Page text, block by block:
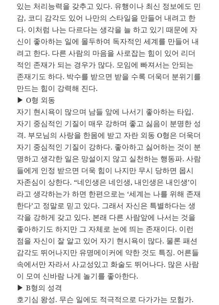
있는 처리능력을 갖추고 있다. 유행이나 최신 정보에도 민
감, 코디 감각도 있어 나만의 스타일을 만들어 내려고 한
다. 이처럼 나는 다르다는 생각을 늘 하고 있기 때문에 자
신이 좋아하는 일에 몰두하여 독자적인 세계를 만들어 내
려고 한다. 다른 사람의 마음을 사로잡는 힘이 있어 리더
적인 존재가 되는 경우가 많다. 모임에 빠져서는 안되는
존재기도 하다. 박수를 받으면 받을 수록 더욱더 분위기를
만드는 힘이 강력해 진다.
▶ O형 외동
자기 현시욕이 많으며 남들 앞에 나서기 좋아하는 타입.
자기 중심적인 기질이 매우 강하며 좋고 싫음이 분명한 성
격. 부모님의 사랑을 한몸에 받고 자란 외동 O형은 더욱더
자기 중심적인 기질이 강하다. 좋아하고 싫어하는 것이 분
명하고 생각한 일은 망설이지 않고 실천하는 행동파. 사람
들에게 인정 받으면 더욱 힘이 나지만 무시 당하면 몹시
자존심이 상한다. “네인생은 네인생, 내인생은 내인생’이
라고 생각하는가 하면 한편으로는 ‘세계는 나를 위해 존재
한다’고 정말로 믿고 있다. 그래서 자신은 특별하다는 생
각을 강하게 갖고 있다. 본래 다른 사람앞에 나서는 것을
좋아하기도 하지만 그 자체로 눈에 띄는 존재이다. 이런
점을 자신이 잘 알고 있어 자기 현시욕이 많다. 물론 패션
감각도 뛰어나지만 유명메이커에 약한 것도 특징. 어른들
속에서만 자라서 사교성있고 화술도 뛰어나다. 많은 사람
이 모여 신바람 나게 놀기를 좋아한다.
▶ B형의 성격
호기심 왕성. 무슨 일에도 적극적으로 다가가는 모험가.